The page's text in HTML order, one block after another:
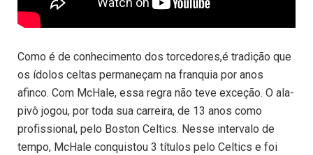
Como é de conhecimento dos torcedores,é tradição que
os ídolos celtas permaneçam na franquia por anos
afinco. Com McHale, essa regra não teve exceção. O ala-
pivô jogou, por toda sua carreira, de 13 anos como
profissional, pelo Boston Celtics. Nesse intervalo de
tempo, McHale conquistou 3 títulos pelo Celtics e foi